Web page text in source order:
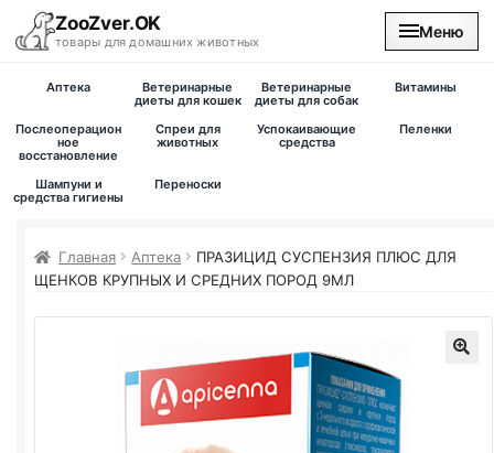
ZooZver.OK
товары для домашних животных
Меню
Каталог
Вакансии
Аптека
Ветеринарные
диеты для кошек
Ветеринарные
диеты для собак
Витамины
Послеоперацион
ное
восстановление
Спреи для
животных
Успокаивающие
средства
Пеленки
Шампуни и
средства гигиены
Переноски
Главная Аптека
ПРАЗИЦИД СУСПЕНЗИЯ ПЛЮС ДЛЯ
ЩЕНКОВ КРУПНЫХ И СРЕДНИХ ПОРОД 9МЛ